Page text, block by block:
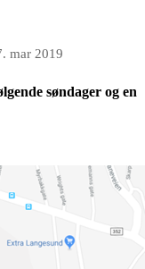
mar 2019
søndager og en